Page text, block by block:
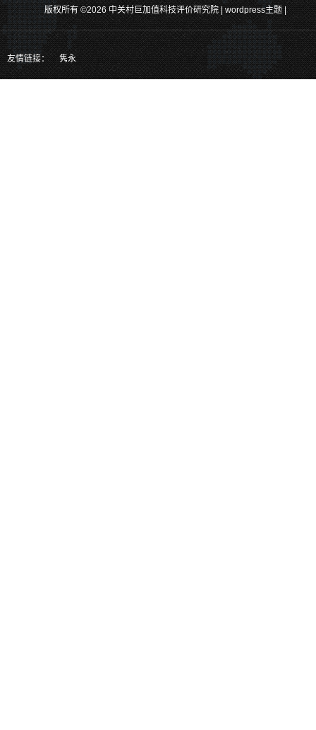
关注官方二维码、掌握更多最新实时
消息
也可以通过以下方式关注我们
版权所有 ©2026 中关村巨加值科技评价研究院 |wordpress主题|
友情链接： 隽永